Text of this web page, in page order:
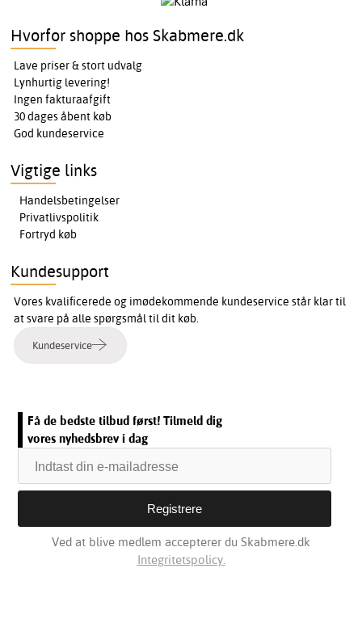
Hvorfor shoppe hos Skabmere.dk
Lave priser & stort udvalg
Lynhurtig levering!
Ingen fakturaafgift
30 dages åbent køb
God kundeservice
Vigtige links
Handelsbetingelser
Privatlivspolitik
Fortryd køb
Kundesupport
Vores kvalificerede og imødekommende kundeservice står klar til
at svare på alle spørgsmål til dit køb.
Kundeservice
Få de bedste tilbud først! Tilmeld dig
vores nyhedsbrev i dag
Ved at blive medlem accepterer du Skabmere.dk
Integritetspolicy.